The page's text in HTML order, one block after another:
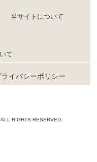
当サイトについて
て
ライバシーポリシー
RIGHTS RESERVED.